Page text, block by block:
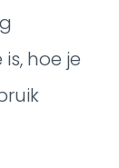
hoe je